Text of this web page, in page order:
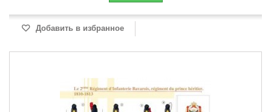
Добавить в избранное